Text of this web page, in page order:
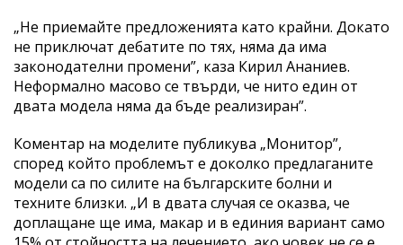
„Не приемайте предложенията като крайни. Докато
не приключат дебатите по тях, няма да има
законодателни промени”, каза Кирил Ананиев.
Неформално масово се твърди, че нито един от
двата модела няма да бъде реализиран”.
Коментар на моделите публикува „Монитор”,
според който проблемът е доколко предлаганите
модели са по силите на българските болни и
техните близки. „И в двата случая се оказва, че
доплащане ще има, макар и в единия вариант само